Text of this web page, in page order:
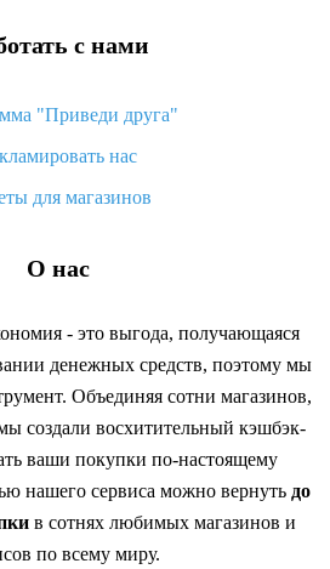
с нами
"Приведи друга"
нас
для магазинов
О нас
- это выгода, получающаяся
денежных средств, поэтому мы
Объединяя сотни магазинов,
создали восхитительный кэшбэк-
ваши покупки по-настоящему
нашего сервиса можно вернуть до
в сотнях любимых магазинов и
по всему миру.